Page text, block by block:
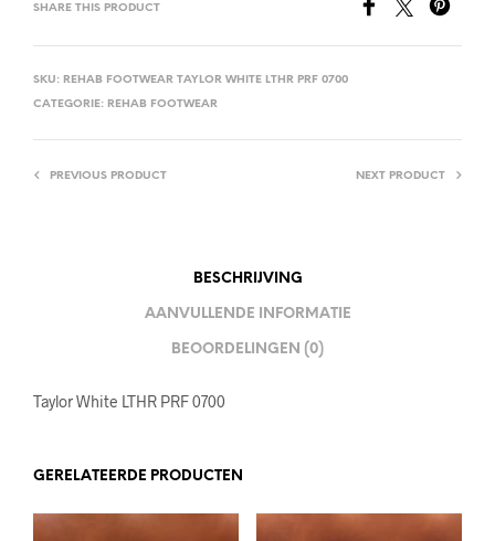
SHARE THIS PRODUCT
SKU: REHAB FOOTWEAR TAYLOR WHITE LTHR PRF 0700
CATEGORIE: REHAB FOOTWEAR
PREVIOUS PRODUCT NEXT PRODUCT
BESCHRIJVING
AANVULLENDE INFORMATIE
BEOORDELINGEN (0)
Taylor White LTHR PRF 0700
GERELATEERDE PRODUCTEN